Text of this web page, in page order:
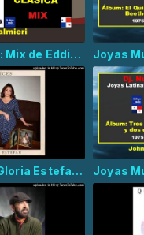
Salsa Clásica: Mix de Eddie Palmieri
(Salsa 2025) Gloria Estefan - Raíces